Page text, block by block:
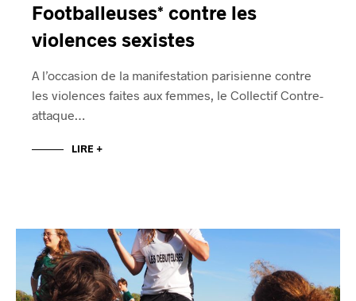
Footballeuses* contre les
violences sexistes
A l’occasion de la manifestation parisienne contre
les violences faites aux femmes, le Collectif Contre-
attaque…
LIRE +